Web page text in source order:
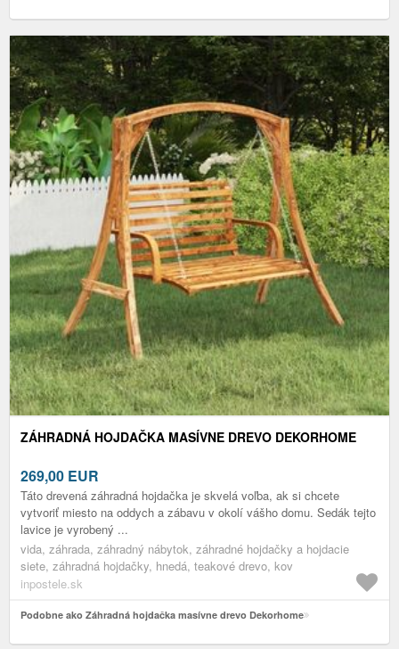
ZÁHRADNÁ HOJDAČKA MASÍVNE DREVO DEKORHOME
269,00 EUR
Táto drevená záhradná hojdačka je skvelá voľba, ak si chcete
vytvoriť miesto na oddych a zábavu v okolí vášho domu. Sedák tejto
lavice je vyrobený ...
vida, záhrada, záhradný nábytok, záhradné hojdačky a hojdacie
siete, záhradná hojdačky, hnedá, teakové drevo, kov
inpostele.sk
Podobne ako Záhradná hojdačka masívne drevo Dekorhome